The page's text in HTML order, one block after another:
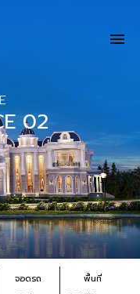
02
จอดรถ พื้นที่